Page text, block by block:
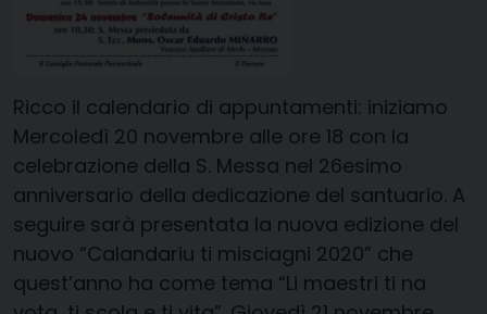
Ricco il calendario di appuntamenti: iniziamo
Mercoledì 20 novembre alle ore 18 con la
celebrazione della S. Messa nel 26esimo
anniversario della dedicazione del santuario. A
seguire sarà presentata la nuova edizione del
nuovo “Calandariu ti misciagni 2020” che
quest’anno ha come tema “Li maestri ti na